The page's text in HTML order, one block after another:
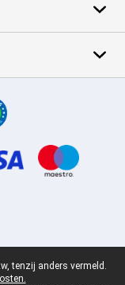
tenzij anders vermeld.